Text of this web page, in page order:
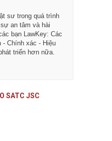
sư trong quá trình
an tâm và hài
bạn LawKey: Các
- Chính xác - Hiệu
triển hơn nữa.
SATC JSC